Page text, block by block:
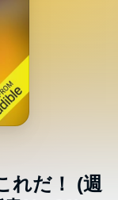
れだ！ (週